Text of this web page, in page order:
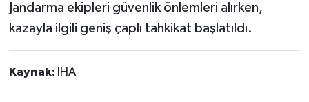
Jandarma ekipleri güvenlik önlemleri alırken,
kazayla ilgili geniş çaplı tahkikat başlatıldı.
Kaynak: İHA